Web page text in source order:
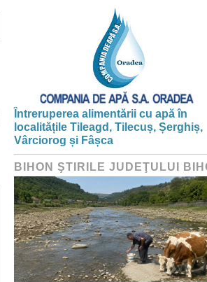
Întreruperea alimentării cu apă în
localitățile Tileagd, Tilecuș, Șerghiș,
Vârciorog și Fâșca
BIHON ŞTIRILE JUDEŢULUI